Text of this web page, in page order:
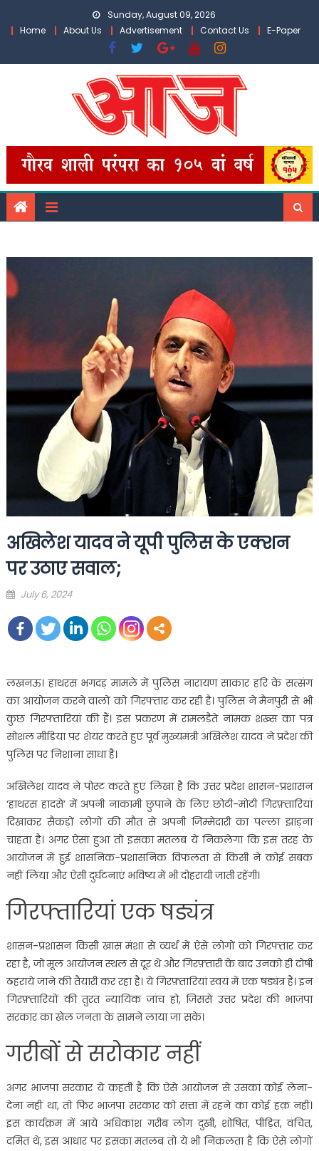
Sunday, August 09, 2026
Home
About Us Advertisement Contact Us E-Paper
अखिलेश यादव ने यूपी पुलिस के एक्शन
पर उठाए सवाल;
Posted
July 6, 2024
लखनऊ। हाथरस भगदड़ मामले में पुलिस नारायण साकार हरि के सत्संग
का आयोजन करने वालों को गिरफ्तार कर रही है। पुलिस ने मैनपुरी से भी
कुछ गिरफ्तारियां की हैं। इस प्रकरण में रामलड़ैते नामक शख्स का पत्र
सोशल मीडिया पर शेयर करते हुए पूर्व मुख्यमंत्री अखिलेश यादव ने प्रदेश की
पुलिस पर निशाना साधा है।
अखिलेश यादव ने पोस्ट करते हुए लिखा है कि उत्तर प्रदेश शासन-प्रशासन
‘हाथरस हादसे’ में अपनी नाकामी छुपाने के लिए छोटी-मोटी गिरफ़्तारियां
दिखाकर सैकड़ों लोगों की मौत से अपनी ज़िम्मेदारी का पल्ला झाड़ना
चाहता है। अगर ऐसा हुआ तो इसका मतलब ये निकलेगा कि इस तरह के
आयोजन में हुई शासनिक-प्रशासनिक विफलता से किसी ने कोई सबक
नहीं लिया और ऐसी दुर्घटनाएं भविष्य में भी दोहरायी जाती रहेंगी।
गिरफ्तारियां एक षड्यंत्र
शासन-प्रशासन किसी खास मंशा से व्यर्थ में ऐसे लोगों को गिरफ्तार कर
रहा है, जो मूल आयोजन स्थल से दूर थे और गिरफ़्तारी के बाद उनको ही दोषी
ठहराये जाने की तैयारी कर रहा है। ये गिरफ़्तारियां स्वयं में एक षड्यंत्र हैं। इन
गिरफ़्तारियों की तुरंत न्यायिक जांच हो, जिससे उत्तर प्रदेश की भाजपा
सरकार का खेल जनता के सामने लाया जा सके।
गरीबों से सरोकार नहीं
अगर भाजपा सरकार ये कहती है कि ऐसे आयोजन से उसका कोई लेना-
देना नहीं था, तो फिर भाजपा सरकार को सत्ता में रहने का कोई हक़ नहीं।
इस कार्यक्रम में आये अधिकांश ग़रीब लोग दुखी, शोषित, पीड़ित, वंचित,
दमित थे, इस आधार पर इसका मतलब तो ये भी निकलता है कि ऐसे लोगों